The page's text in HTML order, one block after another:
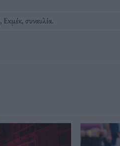
, Εκμέκ,συναυλία.